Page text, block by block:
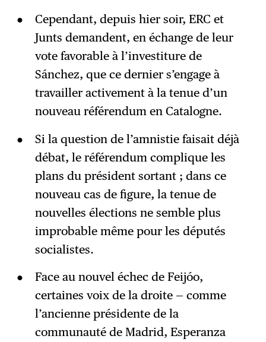
Cependant, depuis hier soir, ERC et
Junts demandent, en échange de leur
vote favorable à l’investiture de
Sánchez, que ce dernier s’engage à
travailler activement à la tenue d’un
nouveau référendum en Catalogne.
Si la question de l’amnistie faisait déjà
débat, le référendum complique les
plans du président sortant ; dans ce
nouveau cas de figure, la tenue de
nouvelles élections ne semble plus
improbable même pour les députés
socialistes.
Face au nouvel échec de Feijóo,
certaines voix de la droite — comme
l’ancienne présidente de la
communauté de Madrid, Esperanza